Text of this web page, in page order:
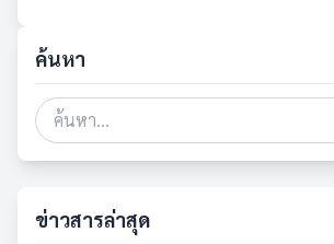
ค้นหา
ข่าวสารล่าสุด